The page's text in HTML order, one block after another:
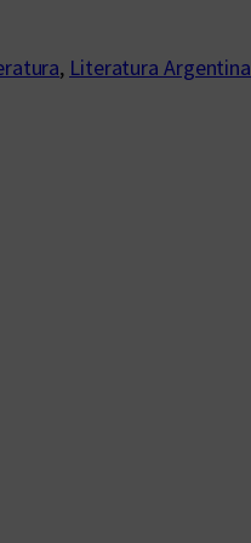
, Literatura Argentina